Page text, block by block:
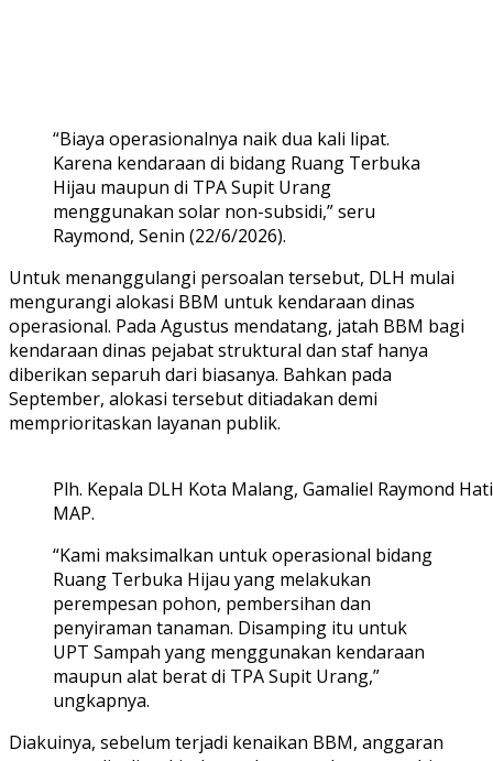
“Biaya operasionalnya naik dua kali lipat.
Karena kendaraan di bidang Ruang Terbuka
Hijau maupun di TPA Supit Urang
menggunakan solar non-subsidi,” seru
Raymond, Senin (22/6/2026).
Untuk menanggulangi persoalan tersebut, DLH mulai
mengurangi alokasi BBM untuk kendaraan dinas
operasional. Pada Agustus mendatang, jatah BBM bagi
kendaraan dinas pejabat struktural dan staf hanya
diberikan separuh dari biasanya. Bahkan pada
September, alokasi tersebut ditiadakan demi
memprioritaskan layanan publik.
Plh. Kepala DLH Kota Malang, Gamaliel Raymond
MAP.
“Kami maksimalkan untuk operasional bidang
Ruang Terbuka Hijau yang melakukan
perempesan pohon, pembersihan dan
penyiraman tanaman. Disamping itu untuk
UPT Sampah yang menggunakan kendaraan
maupun alat berat di TPA Supit Urang,”
ungkapnya.
Diakuinya, sebelum terjadi kenaikan BBM, anggaran